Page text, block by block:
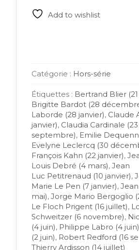
quantityAdd to wishlist
Catégorie : Hors-série
Étiquettes : Bertrand Blier
Brigitte Bardot (28
Laborde (28 janvier), Claude
janvier), Claudia Cardinale (23
septembre), Emilie
Evelyne Leclercq (30
François Kahn (22 janvier),
Louis Debré (4 mars), Jean
Luc Petitrenaud (10 janvier),
Marie Le Pen (7 janvier),
mai), Jorge Mario Bergoglio
Le Floch Prigent (16 juillet),
Schweitzer (6 novembre),
(4 juin), Philippe Labro (4 juin)
(2 juin), Robert Redford (16
Thierry Ardisson (14 juillet)